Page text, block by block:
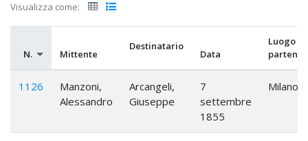
Visualizza come:
N. Mittente
Destinatario
Data
Luogo di
partenza
1126
Manzoni,
Alessandro
Arcangeli,
Giuseppe
7
settembre
1855
Milano